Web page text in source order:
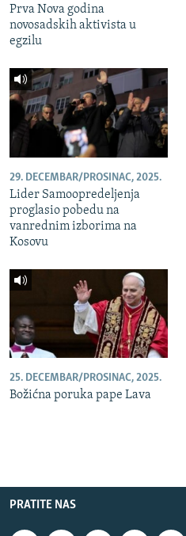
Prva Nova godina
novosadskih aktivista u
egzilu
29. DECEMBAR/PROSINAC, 2025.
Lider Samoopredeljenja
proglasio pobedu na
vanrednim izborima na
Kosovu
25. DECEMBAR/PROSINAC, 2025.
Božićna poruka pape Lava
PRATITE NAS